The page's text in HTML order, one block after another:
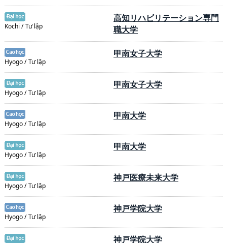
Kochi / Tư lập
高知リハビリテーション専門
職大学
Hyogo / Tư lập
甲南女子大学
Hyogo / Tư lập
甲南女子大学
Hyogo / Tư lập
甲南大学
Hyogo / Tư lập
甲南大学
Hyogo / Tư lập
神戸医療未来大学
Hyogo / Tư lập
神戸学院大学
神戸学院大学